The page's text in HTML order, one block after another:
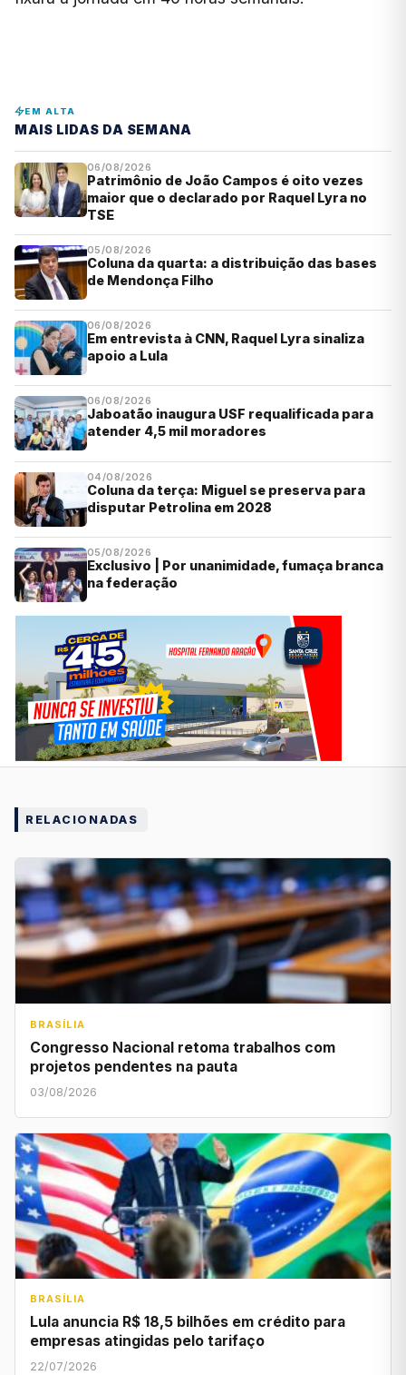
EM ALTA
MAIS LIDAS DA SEMANA
06/08/2026
Patrimônio de João Campos é oito vezes
maior que o declarado por Raquel Lyra no
TSE
05/08/2026
Coluna da quarta: a distribuição das bases
de Mendonça Filho
06/08/2026
Em entrevista à CNN, Raquel Lyra sinaliza
apoio a Lula
06/08/2026
Jaboatão inaugura USF requalificada para
atender 4,5 mil moradores
04/08/2026
Coluna da terça: Miguel se preserva para
disputar Petrolina em 2028
05/08/2026
Exclusivo | Por unanimidade, fumaça branca
na federação
RELACIONADAS
BRASÍLIA
Congresso Nacional retoma trabalhos com
projetos pendentes na pauta
03/08/2026
BRASÍLIA
Lula anuncia R$ 18,5 bilhões em crédito para
empresas atingidas pelo tarifaço
22/07/2026